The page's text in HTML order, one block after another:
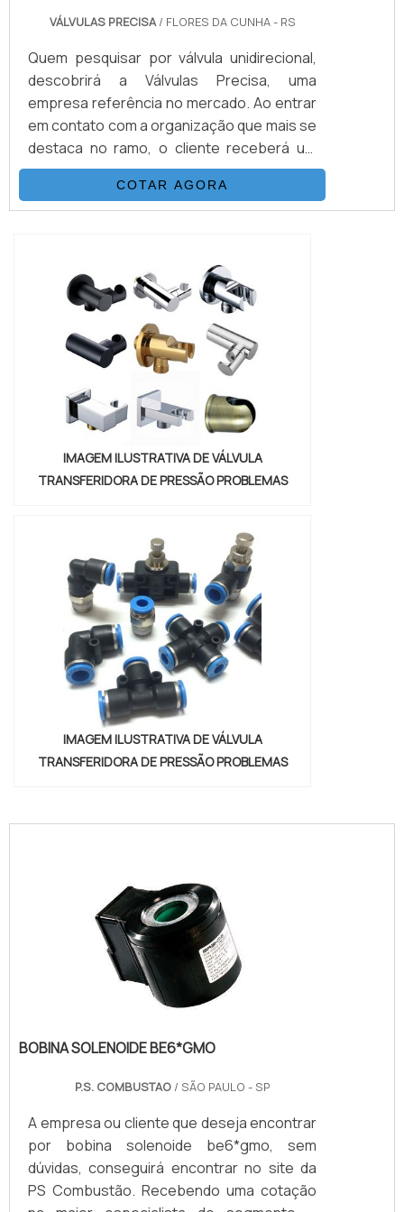
VÁLVULAS PRECISA/ FLORES DA CUNHA - RS
Quem pesquisar por válvula unidirecional,
descobrirá a Válvulas Precisa, uma
empresa referência no mercado. Ao entrar
em contato com a organização que mais se
destaca no ramo, o cliente receberá um
suporte completo para sanar eventuais
dúvidas sobre o produto a ser
adquirido.Quando o interesse é por válvula
profissionais da Válvulas Precisa o cliente
encontrará excelente custo-benefício e
diversas opções d...
COTAR AGORA
IMAGEM ILUSTRATIVA DE VÁLVULA
TRANSFERIDORA DE PRESSÃO PROBLEMAS
IMAGEM ILUSTRATIVA DE VÁLVULA
TRANSFERIDORA DE PRESSÃO PROBLEMAS
BOBINA SOLENOIDE BE6*GMO
P.S. COMBUSTAO/ SÃO PAULO - SP
A empresa ou cliente que deseja encontrar
por bobina solenoide be6*gmo, sem
dúvidas, conseguirá encontrar no site da
PS Combustão. Recebendo uma cotação